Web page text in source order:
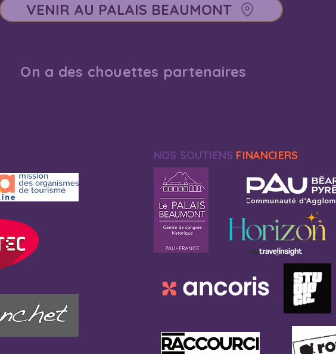
VENIR AU PALAIS BEAUMONT
On a des chouettes partenaires
NOS SOUTIENS FINANCIERS